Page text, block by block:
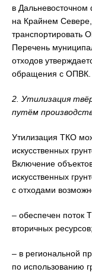
в Дальневосточном
на Крайнем Севере,
транспортировать
Перечень
отходов
обращения с ОПВК.
2. Утилизация
путём
Утилизация ТКО
искусственных
Включение
искусственных
с отходами
– обеспечен поток
вторичных ресурсов;
– в региональной
по использованию